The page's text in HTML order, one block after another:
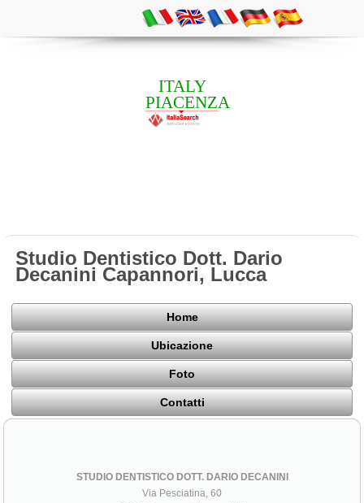
ITALY
PIACENZA
Studio Dentistico Dott. Dario
Decanini Capannori, Lucca
Home
Ubicazione
Foto
Contatti
STUDIO DENTISTICO DOTT. DARIO DECANINI
Via Pesciatina, 60